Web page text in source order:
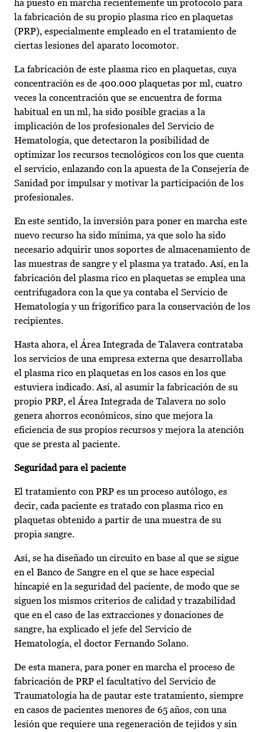
ha puesto en marcha recientemente un protocolo para
la fabricación de su propio plasma rico en plaquetas
(PRP), especialmente empleado en el tratamiento de
ciertas lesiones del aparato locomotor.
La fabricación de este plasma rico en plaquetas, cuya
concentración es de 400.000 plaquetas por ml, cuatro
veces la concentración que se encuentra de forma
habitual en un ml, ha sido posible gracias a la
implicación de los profesionales del Servicio de
Hematología, que detectaron la posibilidad de
optimizar los recursos tecnológicos con los que cuenta
el servicio, enlazando con la apuesta de la Consejería de
Sanidad por impulsar y motivar la participación de los
profesionales.
En este sentido, la inversión para poner en marcha este
nuevo recurso ha sido mínima, ya que solo ha sido
necesario adquirir unos soportes de almacenamiento de
las muestras de sangre y el plasma ya tratado. Así, en la
fabricación del plasma rico en plaquetas se emplea una
centrifugadora con la que ya contaba el Servicio de
Hematología y un frigorífico para la conservación de los
recipientes.
Hasta ahora, el Área Integrada de Talavera contrataba
los servicios de una empresa externa que desarrollaba
el plasma rico en plaquetas en los casos en los que
estuviera indicado. Así, al asumir la fabricación de su
propio PRP, el Área Integrada de Talavera no solo
genera ahorros económicos, sino que mejora la
eficiencia de sus propios recursos y mejora la atención
que se presta al paciente.
Seguridad para el paciente
El tratamiento con PRP es un proceso autólogo, es
decir, cada paciente es tratado con plasma rico en
plaquetas obtenido a partir de una muestra de su
propia sangre.
Así, se ha diseñado un circuito en base al que se sigue
en el Banco de Sangre en el que se hace especial
hincapié en la seguridad del paciente, de modo que se
siguen los mismos criterios de calidad y trazabilidad
que en el caso de las extracciones y donaciones de
sangre, ha explicado el jefe del Servicio de
Hematología, el doctor Fernando Solano.
De esta manera, para poner en marcha el proceso de
fabricación de PRP el facultativo del Servicio de
Traumatología ha de pautar este tratamiento, siempre
en casos de pacientes menores de 65 años, con una
lesión que requiere una regeneración de tejidos y sin